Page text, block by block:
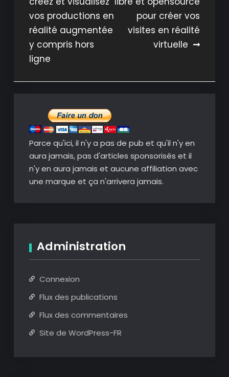
de
l’article
vos productions en
réalité augmentée
y compris hors
ligne
pour créer vos
visites en réalité
virtuelle
Parce qu'ici, il n'y a pas de pub et qu'il n'y en
aura jamais, pas d'articles sponsorisés et il
n'y en aura jamais et aucune affiliation avec
une marque et ça n'arrivera jamais.
Administration
Connexion
Flux des publications
Flux des commentaires
Site de WordPress-FR